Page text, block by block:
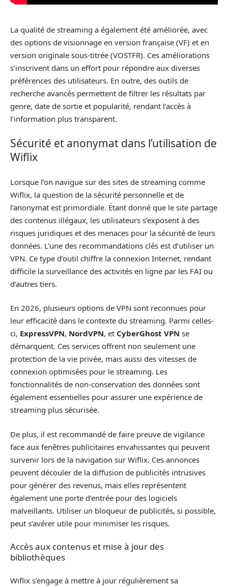
La qualité de streaming a également été améliorée, avec
des options de visionnage en version française (VF) et en
version originale sous-titrée (VOSTFR). Ces améliorations
s’inscrivent dans un effort pour répondre aux diverses
préférences des utilisateurs. En outre, des outils de
recherche avancés permettent de filtrer les résultats par
genre, date de sortie et popularité, rendant l’accès à
l’information plus transparent.
Sécurité et anonymat dans l’utilisation de
Wiflix
Lorsque l’on navigue sur des sites de streaming comme
Wiflix, la question de la sécurité personnelle et de
l’anonymat est primordiale. Étant donné que le site partage
des contenus illégaux, les utilisateurs s’exposent à des
risques juridiques et des menaces pour la sécurité de leurs
données. L’une des recommandations clés est d’utiliser un
VPN. Ce type d’outil chiffre la connexion Internet, rendant
difficile la surveillance des activités en ligne par les FAI ou
d’autres tiers.
En 2026, plusieurs options de VPN sont reconnues pour
leur efficacité dans le contexte du streaming. Parmi celles-
ci, ExpressVPN, NordVPN, et CyberGhost VPN se
démarquent. Ces services offrent non seulement une
protection de la vie privée, mais aussi des vitesses de
connexion optimisées pour le streaming. Les
fonctionnalités de non-conservation des données sont
également essentielles pour assurer une expérience de
streaming plus sécurisée.
De plus, il est recommandé de faire preuve de vigilance
face aux fenêtres publicitaires envahissantes qui peuvent
survenir lors de la navigation sur Wiflix. Ces annonces
peuvent découler de la diffusion de publicités intrusives
pour générer des revenus, mais elles représentent
également une porte d’entrée pour des logiciels
malveillants. Utiliser un bloqueur de publicités, si possible,
peut s’avérer utile pour minimiser les risques.
Accès aux contenus et mise à jour des
bibliothèques
Wiflix s’engage à mettre à jour régulièrement sa